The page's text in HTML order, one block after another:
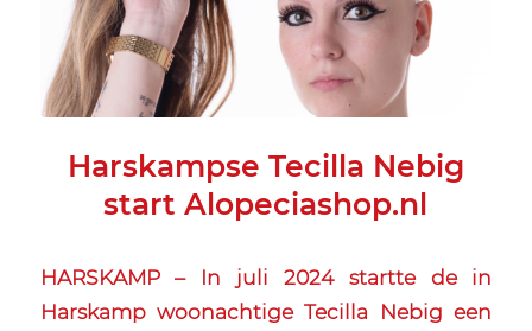
Harskampse Tecilla Nebig
start Alopeciashop.nl
HARSKAMP – In juli 2024 startte de in
Harskamp woonachtige Tecilla Nebig een